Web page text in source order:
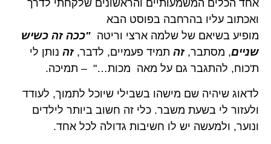
אחד הכלים המשמעותיים והראשונים שלקחתי לדרך
ואכתוב עליו בהרחבה בפוסט הבא
מופיע בשיאם של שלמה ארצי וריטה "ככה זה כשיש
שניים, מסתבר, זה תמיד פעמיים, לדבר, זה נותן לי
ת'כוח, להתגבר גם על מאה מכות…" – תמיכה.
לדאוג שיהיה שם מישהו בשבילי שיוכל לתמוך, לעודד
ולעזור לי בשעת משבר. כלי זה חשוב ביותר לילדים
ונוער, ולמעשה יש לו חשיבות גדולה לכל אחד.